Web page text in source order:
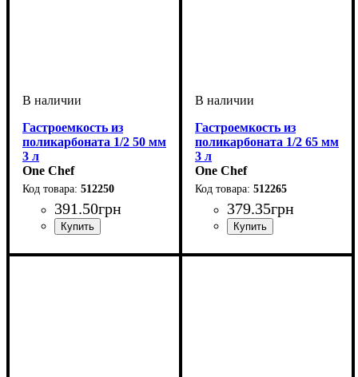
Гастроемкость из
поликарбоната 1/2 50 мм
3 л
One Chef
512250
391.50грн
Гастроемкость из
поликарбоната 1/2 65 мм
3 л
One Chef
512265
379.35грн